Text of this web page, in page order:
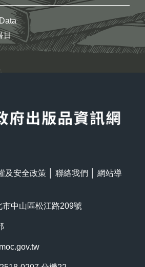
目
及安全政策 聯絡我們
網站導
中山區松江路209號